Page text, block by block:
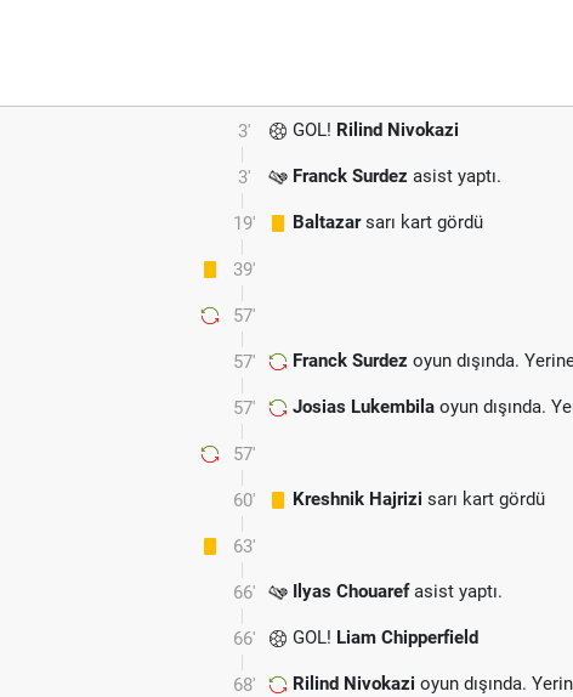
3' GOL! Rilind Nivokazi
3' Franck Surdez asist yaptı.
19' Baltazarsarı kart gördü
39'
57'
57' Franck Surdez oyun dışında.
57' Josias Lukembila oyun dışında.
57'
60' Kreshnik Hajrizi sarı kart gördü
63'
66' Ilyas Chouarefasist yaptı.
66' GOL! Liam Chipperfield
68' Rilind Nivokazi oyun dışında.